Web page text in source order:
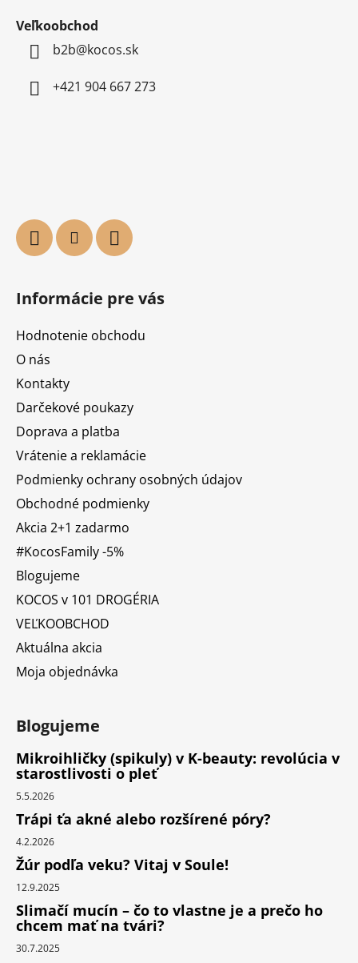
Veľkoobchod
b2b@kocos.sk
+421 904 667 273
Informácie pre vás
Hodnotenie obchodu
O nás
Kontakty
Darčekové poukazy
Doprava a platba
Vrátenie a reklamácie
Podmienky ochrany osobných údajov
Obchodné podmienky
Akcia 2+1 zadarmo
#KocosFamily -5%
Blogujeme
KOCOS v 101 DROGÉRIA
VEĽKOOBCHOD
Aktuálna akcia
Moja objednávka
Blogujeme
Mikroihličky (spikuly) v K-beauty: revolúcia v
starostlivosti o pleť
5.5.2026
Trápi ťa akné alebo rozšírené póry?
4.2.2026
Žúr podľa veku? Vitaj v Soule!
12.9.2025
Slimačí mucín – čo to vlastne je a prečo ho
chcem mať na tvári?
30.7.2025